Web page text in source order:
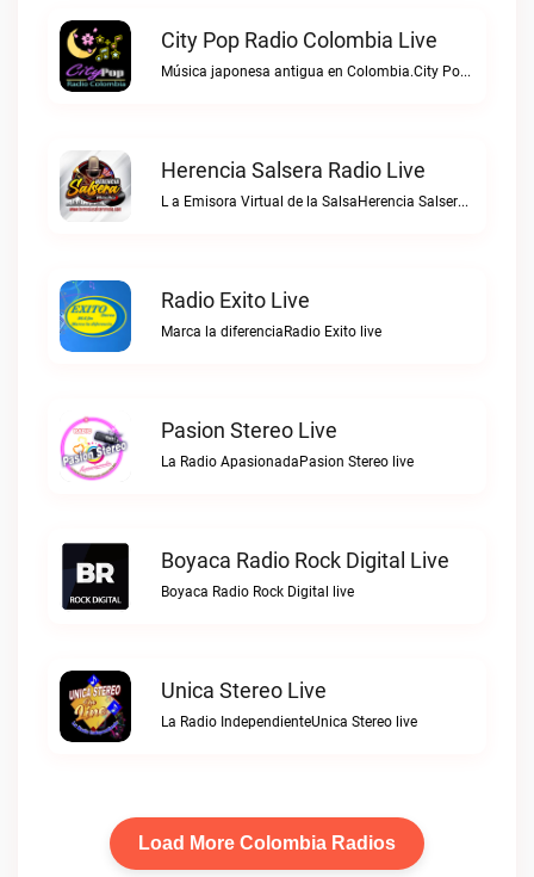
City Pop Radio Colombia Live
Música japonesa antigua en Colombia.City Pop Radio Colombia live
Herencia Salsera Radio Live
L a Emisora Virtual de la SalsaHerencia Salsera Radio live
Radio Exito Live
Marca la diferenciaRadio Exito live
Pasion Stereo Live
La Radio ApasionadaPasion Stereo live
Boyaca Radio Rock Digital Live
Boyaca Radio Rock Digital live
Unica Stereo Live
La Radio IndependienteUnica Stereo live
Load More Colombia Radios